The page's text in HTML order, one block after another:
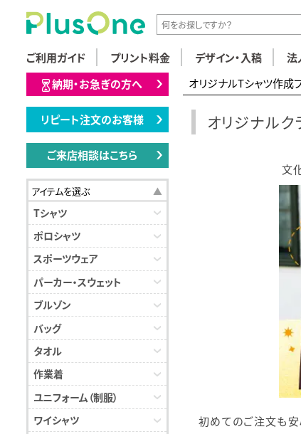
ご利用ガイド プリント料金 デザイン・入稿 法
納期・お急ぎの方へ
リピート注文のお客様
ご来店相談はこちら
アイテムを選ぶ
Tシャツ
ポロシャツ
スポーツウェア
パーカー・スウェット
ブルゾン
バッグ
タオル
作業着
ユニフォーム（制服）
ワイシャツ
オリジナルTシャツ作成
オリジナルク
文
初めてのご注文も安